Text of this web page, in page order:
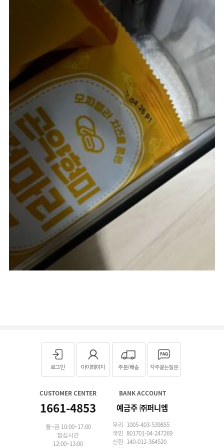
로그인 마이페이지 주문/배송 자주묻는질문
CUSTOMER CENTER
1661-4853
월~금 10:00~17:00
점심시간
12:00~13:00
BANK ACCOUNT
예금주 ㈜퍼니엠
우리 1005-403-539855
국민 801701-04-247269
신한 140-012-364520